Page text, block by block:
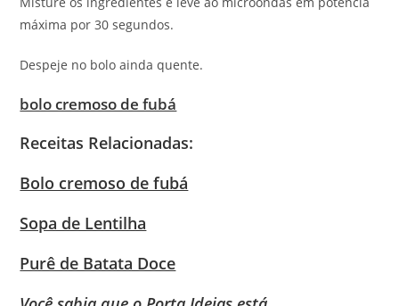
máxima por 30 segundos.
Despeje no bolo ainda quente.
bolo cremoso de fubá
Receitas Relacionadas:
Bolo cremoso de fubá
Sopa de Lentilha
Purê de Batata Doce